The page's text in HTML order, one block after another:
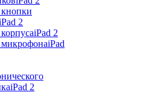
2
iPad 2
iPad
iPad 2